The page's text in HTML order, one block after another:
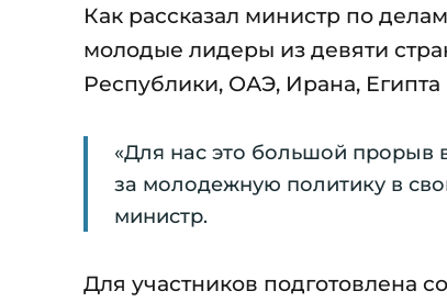
Как рассказал министр по
молодые лидеры из девяти
Республики, ОАЭ, Ирана,
«Для нас это большой прорыв
за молодежную политику в
министр.
Для участников подготовлена